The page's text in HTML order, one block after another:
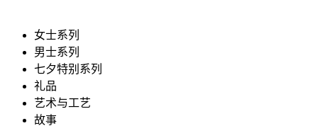
女士系列
男士系列
七夕特别系列
礼品
艺术与工艺
故事